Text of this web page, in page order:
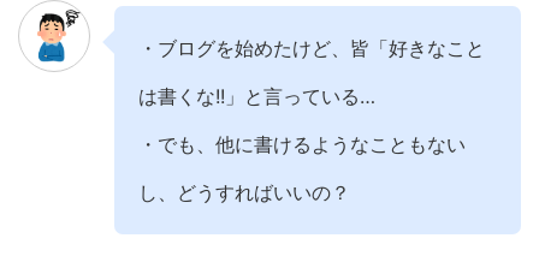
・ブログを始めたけど、皆「好きなこと
は書くな!!」と言っている…
・でも、他に書けるようなこともない
し、どうすればいいの？